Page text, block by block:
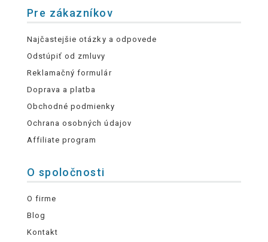
Pre zákazníkov
Najčastejšie otázky a odpovede
Odstúpiť od zmluvy
Reklamačný formulár
Doprava a platba
Obchodné podmienky
Ochrana osobných údajov
Affiliate program
O spoločnosti
O firme
Blog
Kontakt